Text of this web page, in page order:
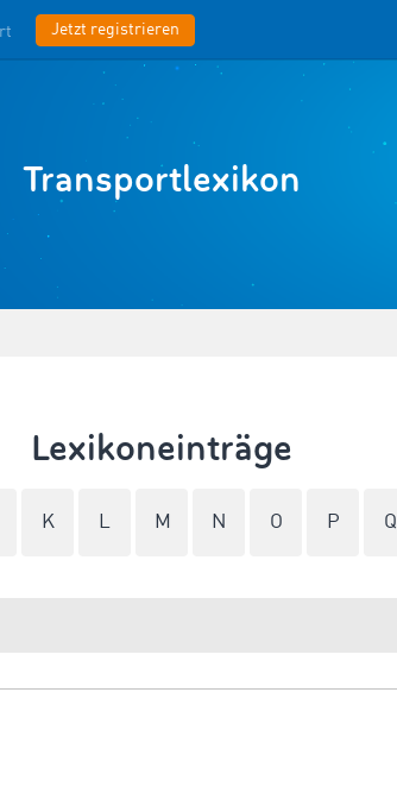
Jetzt registrieren
Transportlexikon
Lexikoneinträge
K L M N O P Q